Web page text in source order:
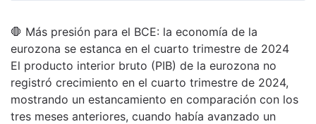
🛑 Más presión para el BCE: la economía de la
eurozona se estanca en el cuarto trimestre de 2024
El producto interior bruto (PIB) de la eurozona no
registró crecimiento en el cuarto trimestre de 2024,
mostrando un estancamiento en comparación con los
tres meses anteriores, cuando había avanzado un